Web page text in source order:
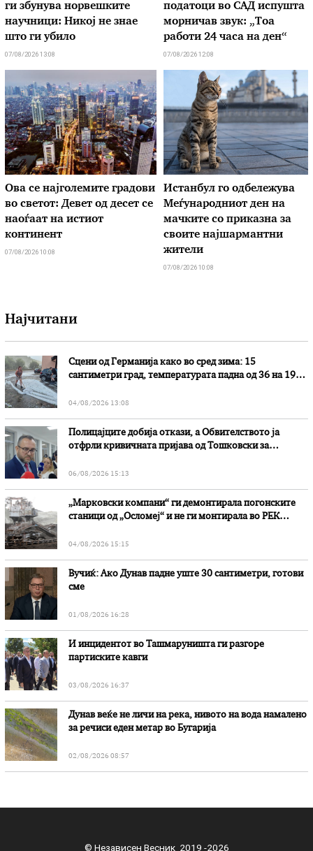
ги збунува норвешките
научници: Никој не знае
што ги убило
07/08/2026 13:08
податоци во САД испушта
морничав звук: „Тоа
работи 24 часа на ден“
07/08/2026 12:08
Ова се најголемите градови
во светот: Девет од десет се
наоѓаат на истиот
континент
07/08/2026 10:08
Истанбул го одбележува
Меѓународниот ден на
мачките со приказна за
своите најшармантни
жители
07/08/2026 10:08
Најчитани
Сцени од Германија како во сред зима: 15
сантиметри град, температурата падна од 36 на 19
04/08/2026 13:08
Полицајците добија откази, а Обвителството ја
отфрли кривичната пријава од Тошковски за
06/08/2026 15:13
„Марковски компани“ ги демонтирала погонските
станици од „Осломеј“ и не ги монтирала во РЕК
04/08/2026 15:15
Вучиќ: Ако Дунав падне уште 30 сантиметри, готови
сме
01/08/2026 16:28
И инцидентот во Ташмаруништa ги разгоре
партиските кавги
03/08/2026 16:37
Дунав веќе не личи на река, нивото на вода намалено
за речиси еден метар во Бугарија
02/08/2026 08:57
© Независен Весник 2019 -2026